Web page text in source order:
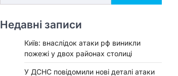
Недавні записи
Київ: внаслідок атаки рф виникли
пожежі у двох районах столиці
У ДСНС повідомили нові деталі атаки